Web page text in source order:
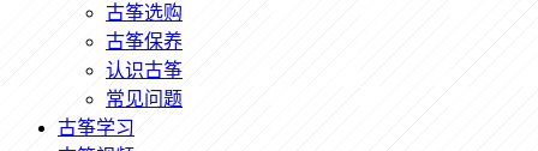
古筝选购
古筝保养
认识古筝
常见问题
古筝学习